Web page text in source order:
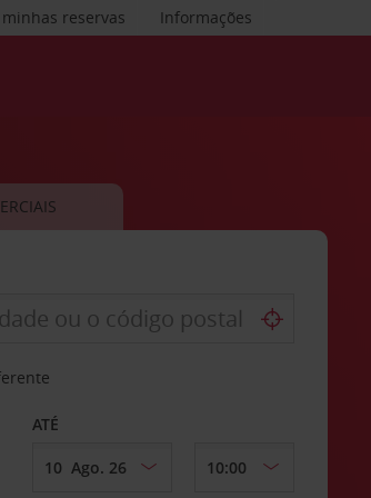
Informações
minhas reservas
ATÉ